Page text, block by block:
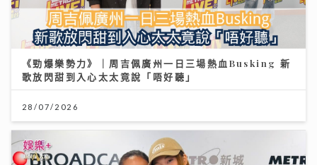
《勁爆樂勢力》｜周吉佩廣州一日三場熱血Busking 新
歌放閃甜到入心太太竟說「唔好聽」
28/07/2026